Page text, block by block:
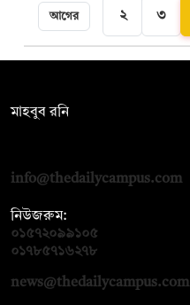
আগের ২ ৩
মাহবুব রনি
info@thedailycampus.com
নিউজরুম:
০১৫৭২০৯৯১০৫
০১৭৮৫৭১৬২৭৮
news@thedailycampus.com